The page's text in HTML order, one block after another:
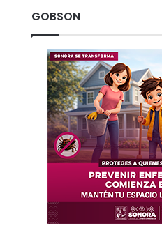
GOBSON